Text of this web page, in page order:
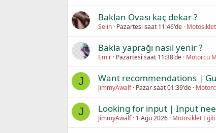
Baklan Ovası kaç dekar ?
Selin Pazartesi saat 11:46'de
Bakla yaprağı nasıl yenir ?
Emir Pazartesi saat 11:38'de Motorcu
J Want recommendations |
JimmyAwalf Pazar saat 01:39'de
J Looking for input | Input
JimmyAwalf 1 Ağu 2026 Motosiklet